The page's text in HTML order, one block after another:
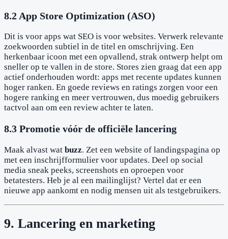
8.2 App Store Optimization (ASO)
Dit is voor apps wat SEO is voor websites. Verwerk relevante
zoekwoorden subtiel in de titel en omschrijving. Een
herkenbaar icoon met een opvallend, strak ontwerp helpt om
sneller op te vallen in de store. Stores zien graag dat een app
actief onderhouden wordt: apps met recente updates kunnen
hoger ranken. En goede reviews en ratings zorgen voor een
hogere ranking en meer vertrouwen, dus moedig gebruikers
tactvol aan om een review achter te laten.
8.3 Promotie vóór de officiële lancering
Maak alvast wat buzz. Zet een website of landingspagina op
met een inschrijfformulier voor updates. Deel op social
media sneak peeks, screenshots en oproepen voor
betatesters. Heb je al een mailinglijst? Vertel dat er een
nieuwe app aankomt en nodig mensen uit als testgebruikers.
9. Lancering en marketing